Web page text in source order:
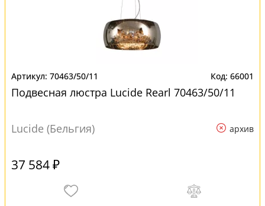
70463/50/11 66001
Подвесная люстра Lucide Rearl 70463/50/11
Lucide (Бельгия) архив
37 584 ₽